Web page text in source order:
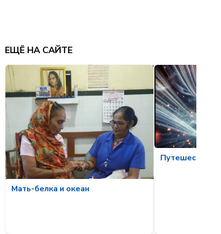
ЕЩЁ НА САЙТЕ
Мать-белка и океан
Путешествие